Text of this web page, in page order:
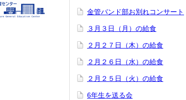
金管バンド部お別れコンサート
３月３日（月）の給食
２月２７日（木）の給食
２月２６日（水）の給食
２月２５日（火）の給食
6年生を送る会